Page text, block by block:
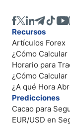
Recursos
Artículos Forex
¿Cómo
Horario para
¿Cómo Calcular
¿A qué Hora
Predicciones
Cacao para
EUR/USD en